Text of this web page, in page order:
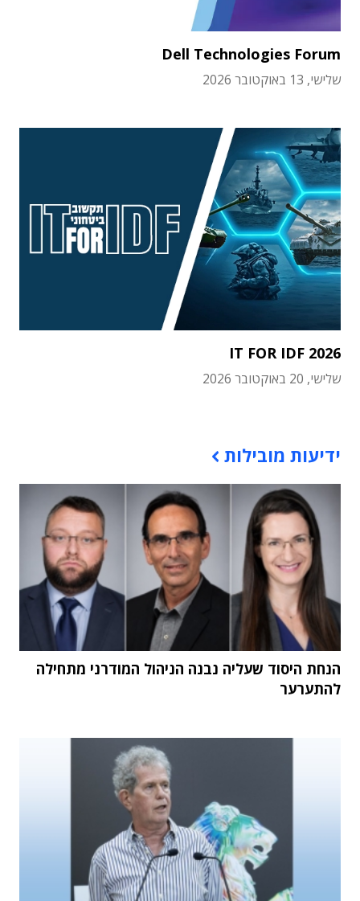
Dell Technologies Forum
שלישי, 13 באוקטובר 2026
IT FOR IDF 2026
שלישי, 20 באוקטובר 2026
ידיעות מובילות
הנחת היסוד שעליה נבנה הניהול המודרני מתחילה
להתערער